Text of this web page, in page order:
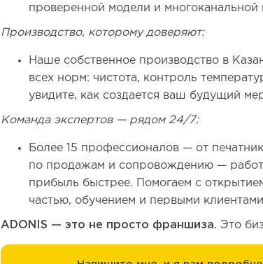
проверенной модели и многоканальной
Производство, которому доверяют:
Наше собственное производство в
всех норм: чистота, контроль
увидите, как создается ваш будущий
Команда экспертов — рядом 24/7:
Более 15 профессионалов — от
по продажам и сопровождению —
прибыль быстрее. Помогаем с
частью, обучением и первыми
ADONIS — это не просто франшиза. Это